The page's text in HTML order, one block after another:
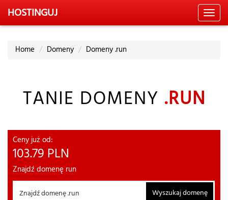
HOSTINGUJ
Home Domeny Domeny .run
TANIE DOMENY .RUN
Ceny już od:
103.79 PLN
Znajdź domenę run
Wyszukaj domenę